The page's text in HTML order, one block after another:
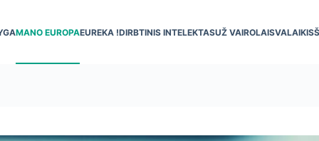
MANO EUROPAEUREKA !DIRBTINIS INTELEKTASUŽ VAIROLAISVALAIKIS